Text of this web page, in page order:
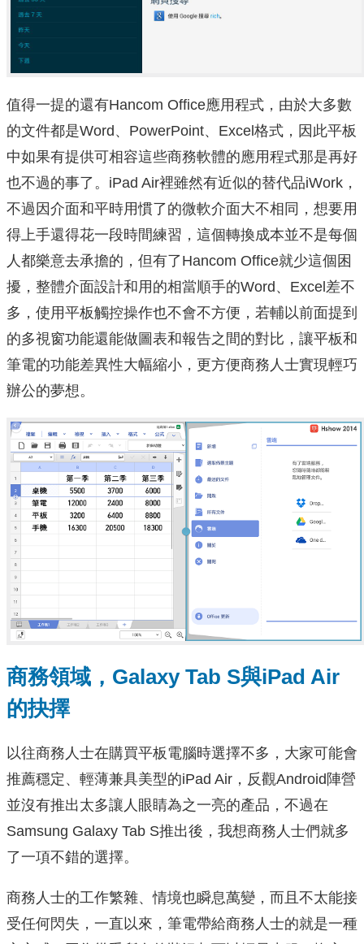
值得一提的還有Hancom Office應用程式，由於大多數
的文件都是Word、PowerPoint、Excel格式，因此平板
中如果有提供可相容這些商務軟體的應用程式那是再好
也不過的事了。iPad Air裡雖然有近似的替代品iWork，
不過因介面和平時用慣了的微軟介面大不相同，想要用
得上手還得花一段時間練習，這個轉換成本並不是每個
人都樂意去承擔的，但有了Hancom Office就少這個困
擾，整體介面設計和用的相當順手的Word、Excel差不
多，使用平板觸控操作也不會不方便，若輔以前面提到
的多視窗功能還能做圖表和報告之間的對比，讓平板和
筆電的功能差異性大幅縮小，更方便商務人士實現輕巧
辦公的夢想。
商務領域， Galaxy Tab S與iPad Air
的抉擇
以往商務人士在購買平板電腦時選擇不多，大家可能會
推薦穩定、輕薄兼具美型的iPad Air，反觀Android陣營
並沒有推出太多讓人眼睛為之一亮的產品，不過在
Samsung Galaxy Tab S推出後，我想商務人士們就多
了一項不錯的選擇。
商務人士的工作繁雜、情境也瞬息萬變，而且不太能接
受任何閃失，一直以來，筆電帶給商務人士的就是一種